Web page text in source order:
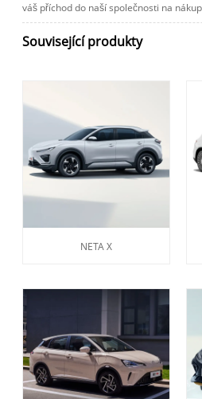
váš příchod do naší společnosti na
Související produkty
NETA X